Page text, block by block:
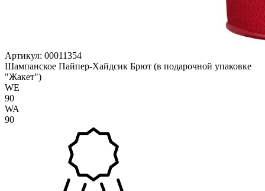
Артикул: 00011354
Шампанское Пайпер-Хайдсик Брют (в подарочной упаковке
"Жакет")
WE
90
WA
90